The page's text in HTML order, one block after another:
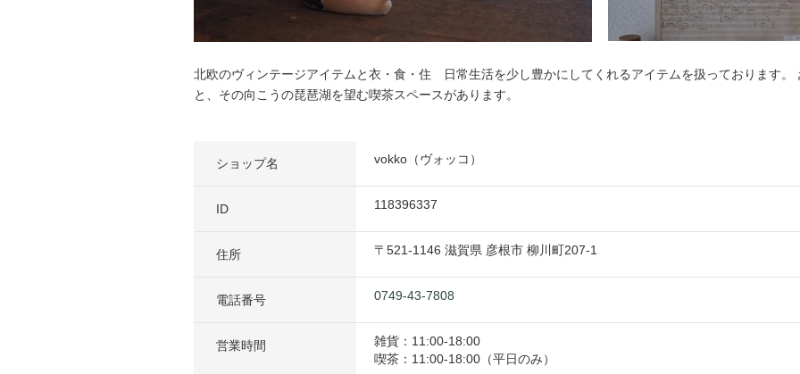
北欧のヴィンテージアイテムと衣・食・住 日常生活を少し豊かにしてくれるアイテムを扱っております。
と、その向こうの琵琶湖を望む喫茶スペースがあります。
ショップ名 vokko（ヴォッコ）
ID 118396337
住所 〒 521-1146 滋賀県 彦根市 柳川町207-1
電話番号 0749-43-7808
営業時間 雑貨： 11:00-18:00
喫茶： 11:00-18:00 （平日のみ）